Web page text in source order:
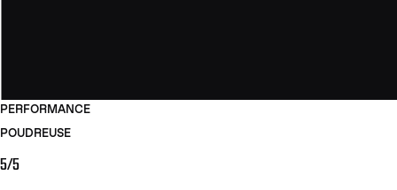
PERFORMANCE
POUDREUSE
5/5